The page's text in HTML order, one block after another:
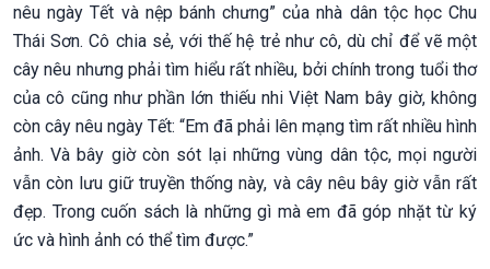
nêu ngày Tết và nệp bánh chưng” của nhà dân tộc học Chu
Thái Sơn. Cô chia sẻ, với thế hệ trẻ như cô, dù chỉ để vẽ một
cây nêu nhưng phải tìm hiểu rất nhiều, bởi chính trong tuổi thơ
của cô cũng như phần lớn thiếu nhi Việt Nam bây giờ, không
còn cây nêu ngày Tết: “Em đã phải lên mạng tìm rất nhiều hình
ảnh. Và bây giờ còn sót lại những vùng dân tộc, mọi người
vẫn còn lưu giữ truyền thống này, và cây nêu bây giờ vẫn rất
đẹp. Trong cuốn sách là những gì mà em đã góp nhặt từ ký
ức và hình ảnh có thể tìm được.”